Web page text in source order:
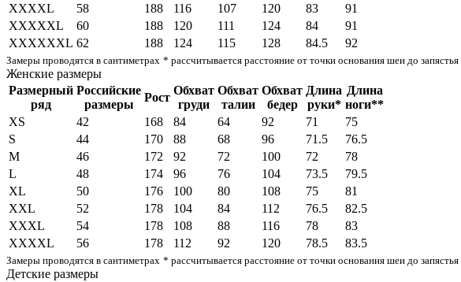
XXXXL
58 188 116 107 120 83
91
XXXXXL
60 188 120 111 124 84
91
XXXXXXL 62 188 124 115 128 84.5 92
Замеры проводятся в сантиметрах * рассчитывается расстояние от точки основания шеи до запястья
Женские размеры
Размерный
ряд
Российские
размеры
Рост
Обхват
груди
Обхват
талии
Обхват
бедер
Длина
руки*
Длина
ноги**
XS
42 168 84 64 92 71
75
S
44 170 88 68 96 71.5
76.5
M
46 172 92 72 100 72
78
L
48 174 96 76 104 73.5
79.5
XL
50 176 100 80 108 75
81
XXL
52 178 104 84 112 76.5
82.5
XXXL
54 178 108 88 116 78
83
XXXXL
56 178 112 92 120 78.5 83.5
Замеры проводятся в сантиметрах * рассчитывается расстояние от точки основания шеи до запястья
Детские размеры